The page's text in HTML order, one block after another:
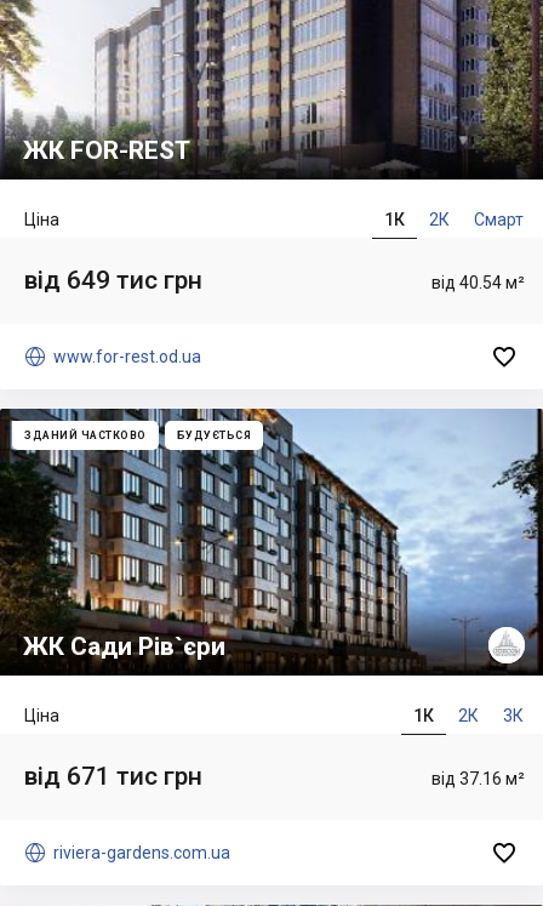
ЖК FOR-REST
1К 2К Смарт
Ціна
від 40.54 м²
від 649 тис грн
 www.for-rest.od.ua 
ЗДАНИЙ ЧАСТКОВО БУДУЄТЬСЯ
ЖК Сади Рів`єри
1К 2К 3К
Ціна
від 37.16 м²
від 671 тис грн
 riviera-gardens.com.ua 